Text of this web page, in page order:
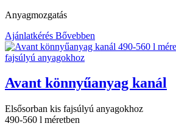
Anyagmozgatás
Ajánlatkérés Bővebben
Avant könnyűanyag kanál
Elsősorban kis fajsúlyú anyagokhoz
490-560 l méretben